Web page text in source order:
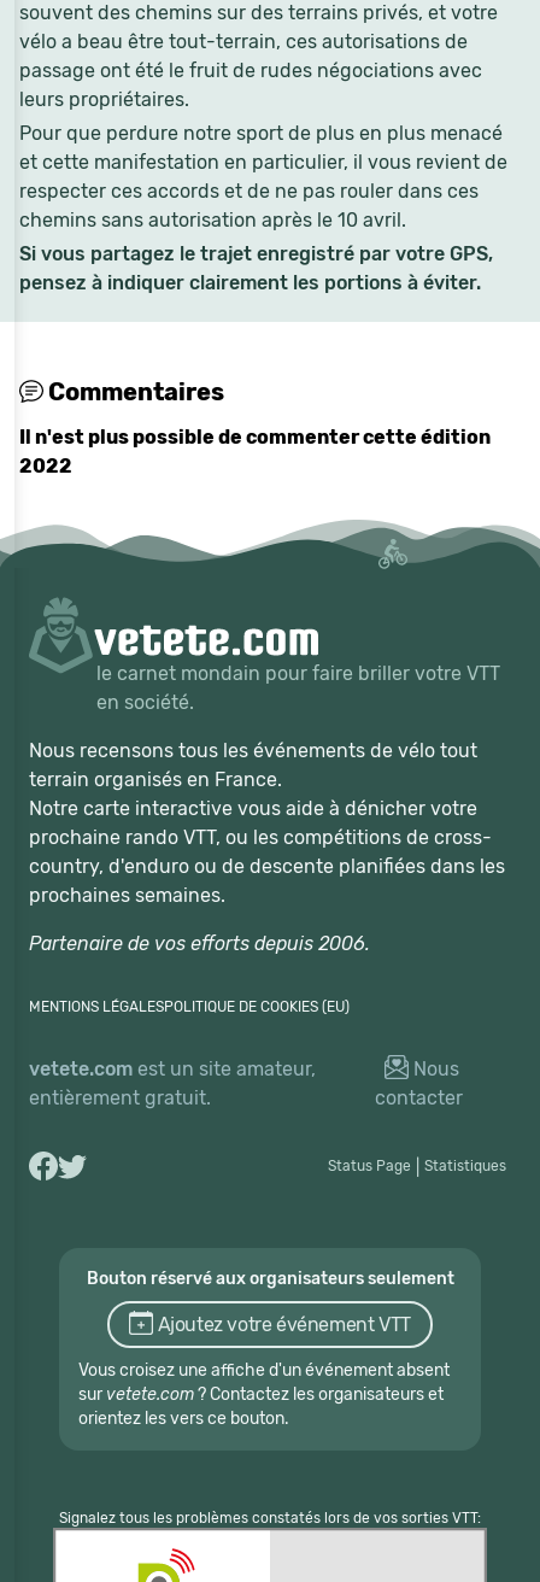
souvent des chemins sur des terrains privés, et votre
vélo a beau être tout-terrain, ces autorisations de
passage ont été le fruit de rudes négociations avec
leurs propriétaires.
Pour que perdure notre sport de plus en plus menacé
et cette manifestation en particulier, il vous revient de
respecter ces accords et de ne pas rouler dans ces
chemins sans autorisation après le 10 avril.
Si vous partagez le trajet enregistré par votre GPS,
pensez à indiquer clairement les portions à éviter.
Commentaires
Il n'est plus possible de commenter cette édition
2022
le carnet mondain pour faire briller votre VTT
en société.
Nous recensons tous les événements de vélo tout
terrain organisés en France.
Notre carte interactive vous aide à dénicher votre
prochaine rando VTT, ou les compétitions de cross-
country, d'enduro ou de descente planifiées dans les
prochaines semaines.
Partenaire de vos efforts depuis 2006.
MENTIONS LÉGALESPOLITIQUE DE COOKIES (EU)
vetete.com est un site amateur,
entièrement gratuit.
Nous
contacter
Status Page Statistiques
Bouton réservé aux organisateurs seulement
Ajoutez votre événement VTT
Vous croisez une affiche d'un événement absent
sur vetete.com? Contactez les organisateurs et
orientez les vers ce bouton.
Signalez tous les problèmes constatés lors de vos sorties VTT: